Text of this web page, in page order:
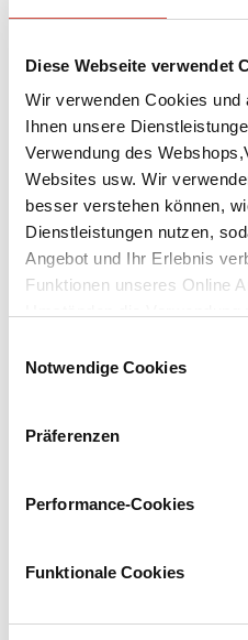
Diese Webseite verwendet
Wir verwenden Cookies und
Ihnen unsere
Verwendung des
Websites usw. Wir
besser verstehen können,
Dienstleistungen nutzen,
Angebot und Ihr Erlebnis
Funktionen unseres Online
Notwendige Cookies
Präferenzen
Performance-Cookies
Funktionale Cookies
Download Bilddatei ↘
dabei immer auch die ›andere
und dramatische Enttäuschung,
außergewöhnliches Potential:
letztlich Quelle aller Kreativität.
Mehr zum Inhalt